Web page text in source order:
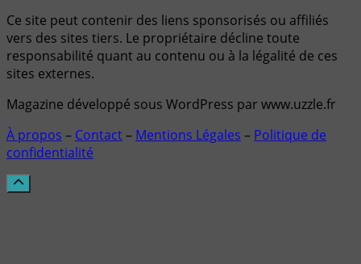
Ce site peut contenir des liens sponsorisés ou affiliés
vers des sites tiers. Le propriétaire décline toute
responsabilité quant au contenu ou à la légalité de ces
sites externes.
Magazine développé sous WordPress par www.uzzle.fr
À propos – Contact– Mentions Légales – Politique de
confidentialité